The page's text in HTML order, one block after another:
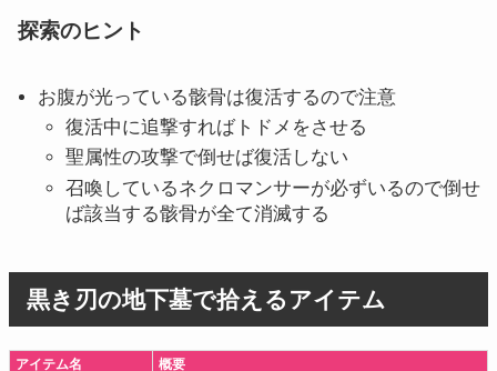
探索のヒント
お腹が光っている骸骨は復活するので注意
復活中に追撃すればトドメをさせる
聖属性の攻撃で倒せば復活しない
召喚しているネクロマンサーが必ずいるので倒せ
ば該当する骸骨が全て消滅する
黒き刃の地下墓で拾えるアイテム
アイテム名
概要